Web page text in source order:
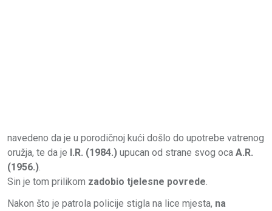
navedeno da je u porodičnoj kući došlo do upotrebe vatrenog
oružja, te da je I.R. (1984.) upucan od strane svog oca A.R.
(1956.)
Sin je tom prilikom zadobio tjelesne povrede
Nakon što je patrola policije stigla na lice mjesta, na